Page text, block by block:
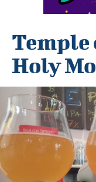
Temple
Holy